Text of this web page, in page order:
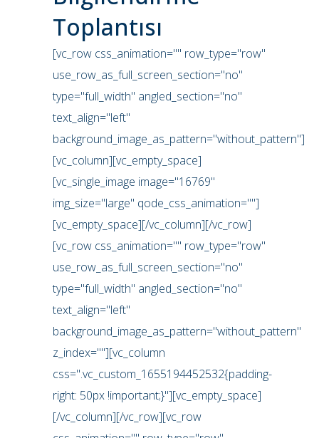
Toplantısı
[vc_row css_animation="" row_type="row"
use_row_as_full_screen_section="no"
type="full_width" angled_section="no"
text_align="left"
background_image_as_pattern="without_pattern"]
[vc_column][vc_empty_space]
[vc_single_image image="16769"
img_size="large" qode_css_animation=""]
[vc_empty_space][/vc_column][/vc_row]
[vc_row css_animation="" row_type="row"
use_row_as_full_screen_section="no"
type="full_width" angled_section="no"
text_align="left"
background_image_as_pattern="without_pattern"
z_index=""][vc_column
css=".vc_custom_1655194452532{padding-
right: 50px !important;}"][vc_empty_space]
[/vc_column][/vc_row][vc_row